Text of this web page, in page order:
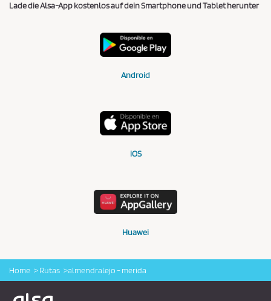
Lade die Alsa-App kostenlos auf dein Smartphone und Tablet herunter
Android
iOS
Huawei
Home Rutas almendralejo - merida
Logo Alsa